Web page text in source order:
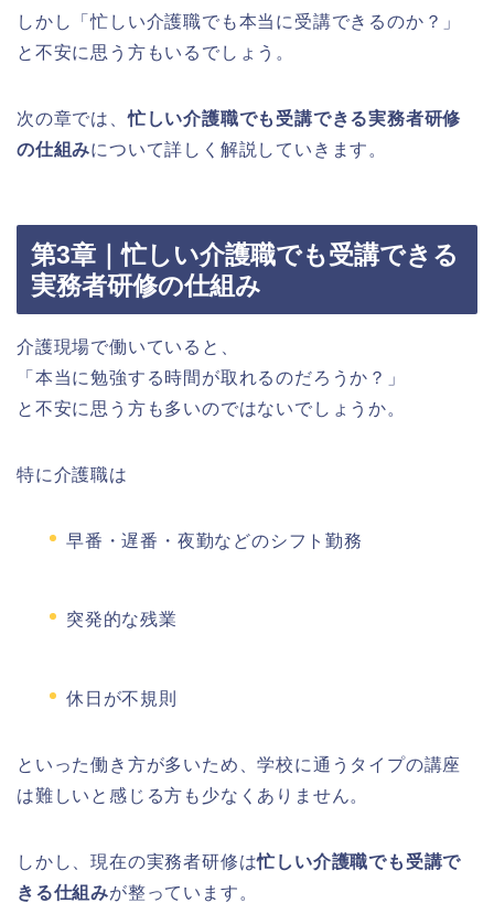
しかし「忙しい介護職でも本当に受講できるのか？」
と不安に思う方もいるでしょう。
次の章では、忙しい介護職でも受講できる実務者研修
の仕組みについて詳しく解説していきます。
第3章｜忙しい介護職でも受講できる
実務者研修の仕組み
介護現場で働いていると、
「本当に勉強する時間が取れるのだろうか？」
と不安に思う方も多いのではないでしょうか。
特に介護職は
早番・遅番・夜勤などのシフト勤務
突発的な残業
休日が不規則
といった働き方が多いため、学校に通うタイプの講座
は難しいと感じる方も少なくありません。
しかし、現在の実務者研修は忙しい介護職でも受講で
きる仕組みが整っています。